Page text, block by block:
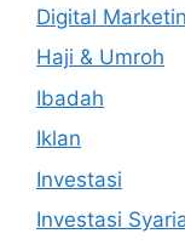
Digital
Haji & Umroh
Ibadah
Iklan
Investasi
Investasi